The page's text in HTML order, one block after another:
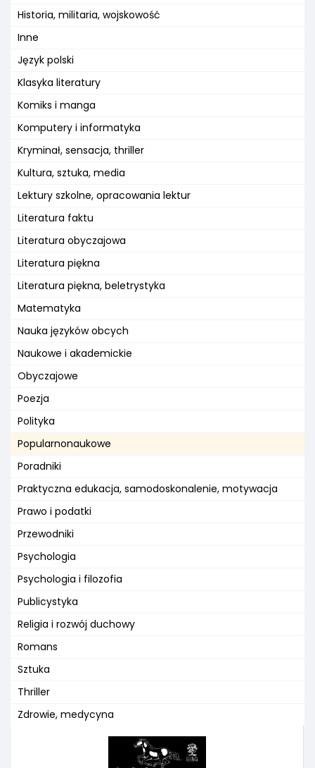
Historia, militaria, wojskowość
Inne
Język polski
Klasyka literatury
Komiks i manga
Komputery i informatyka
Kryminał, sensacja, thriller
Kultura, sztuka, media
Lektury szkolne, opracowania lektur
Literatura faktu
Literatura obyczajowa
Literatura piękna
Literatura piękna, beletrystyka
Matematyka
Nauka języków obcych
Naukowe i akademickie
Obyczajowe
Poezja
Polityka
Popularnonaukowe
Poradniki
Praktyczna edukacja, samodoskonalenie, motywacja
Prawo i podatki
Przewodniki
Psychologia
Psychologia i filozofia
Publicystyka
Religia i rozwój duchowy
Romans
Sztuka
Thriller
Zdrowie, medycyna